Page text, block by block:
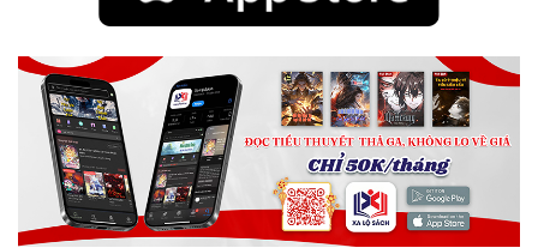
Kiếm Hiệp
Kỳ Huyễn
Linh Dị